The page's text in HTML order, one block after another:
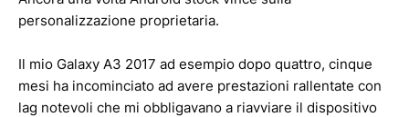
personalizzazione proprietaria.
Il mio Galaxy A3 2017 ad esempio dopo quattro, cinque
mesi ha incominciato ad avere prestazioni rallentate con
lag notevoli che mi obbligavano a riavviare il dispositivo